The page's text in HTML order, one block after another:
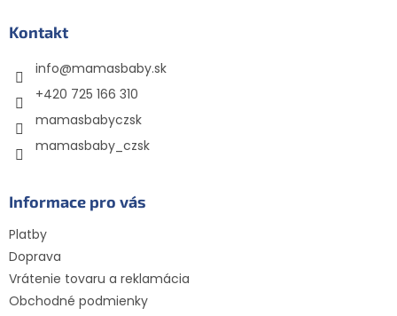
Kontakt
info@mamasbaby.sk
+420 725 166 310
mamasbabyczsk
mamasbaby_czsk
Informace pro vás
Platby
Doprava
Vrátenie tovaru a reklamácia
Obchodné podmienky